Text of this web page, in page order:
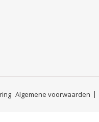
Algemene voorwaarden